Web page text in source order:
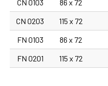
CN 0103
86 x 72
CN 0203
115 x 72
FN 0103
86 x 72
FN 0201
115 x 72